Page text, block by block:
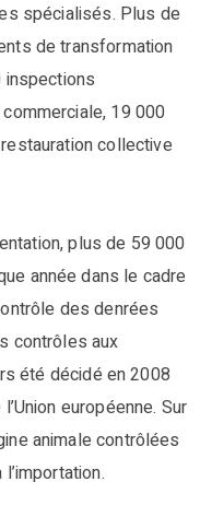
spécialisés. Plus de
de transformation
inspections
19 000
collective
plus de 59 000
année dans le cadre
des denrées
contrôles aux
été décidé en 2008
européenne. Sur
animale contrôlées